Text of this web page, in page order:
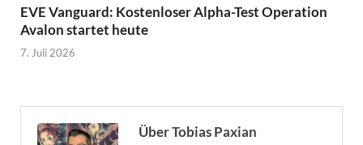
EVE Vanguard: Kostenloser Alpha-Test Operation
Avalon startet heute
7. Juli 2026
Über Tobias Paxian